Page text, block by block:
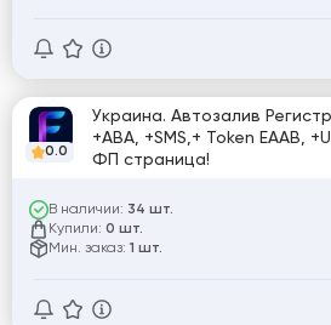
0.0
Украина. Автозалив
+АВА, +SMS,+ Token EAAB,
ФП страница!
В наличии: 34 шт.
Купили: 0 шт.
Мин. заказ: 1 шт.